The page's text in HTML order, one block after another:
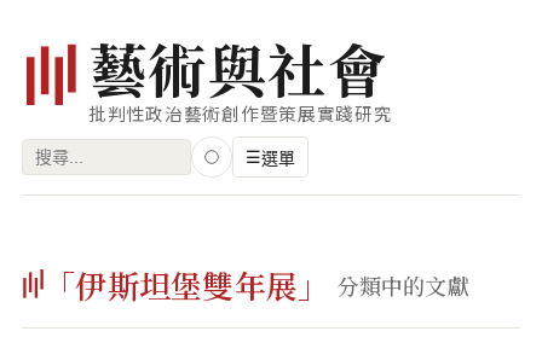
藝術與社會
批判性政治藝術創作暨策展實踐研究
搜
字:
☰選單
藝術家
創作類型
「伊斯坦堡雙年展」 分類中的文獻